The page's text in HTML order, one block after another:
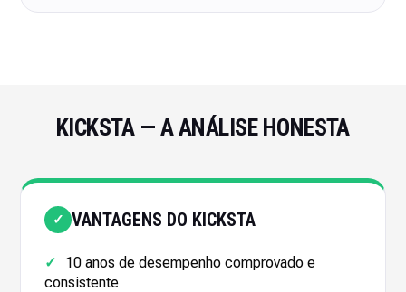
KICKSTA — A ANÁLISE HONESTA
✓ VANTAGENS DO KICKSTA
✓
10 anos de desempenho comprovado e
consistente